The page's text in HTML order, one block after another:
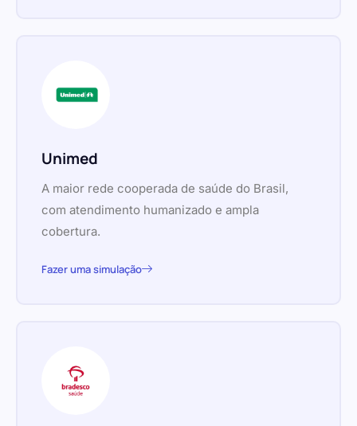
Unimed
A maior rede cooperada de saúde do Brasil,
com atendimento humanizado e ampla
cobertura.
Fazer uma simulação